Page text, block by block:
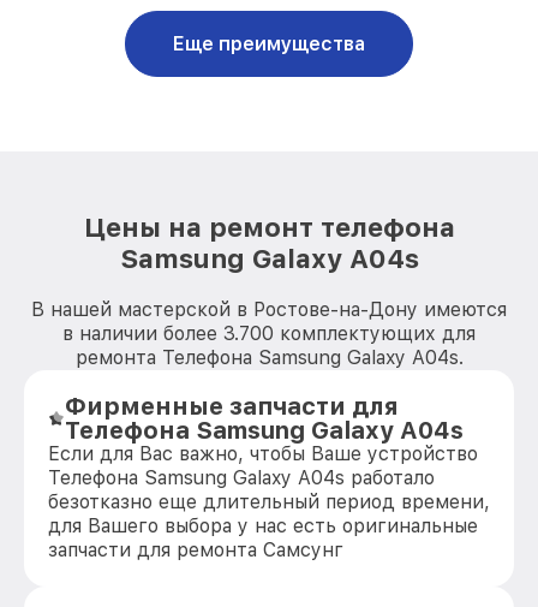
Еще преимущества
Цены на ремонт телефона
Samsung Galaxy A04s
В нашей мастерской в Ростове-на-Дону имеются
в наличии более 3.700 комплектующих для
ремонта Телефона Samsung Galaxy A04s.
Фирменные запчасти для
Телефона Samsung Galaxy A04s
Если для Вас важно, чтобы Ваше устройство
Телефона Samsung Galaxy A04s работало
безотказно еще длительный период времени,
для Вашего выбора у нас есть оригинальные
запчасти для ремонта Самсунг